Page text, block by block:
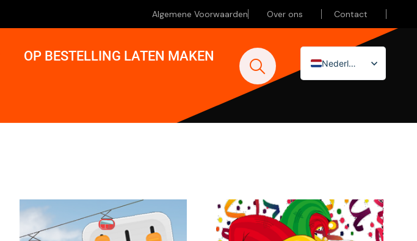
Algemene Voorwaarden Over ons Contact
OP BESTELLING LATEN MAKEN
Nederlands
English (UK)